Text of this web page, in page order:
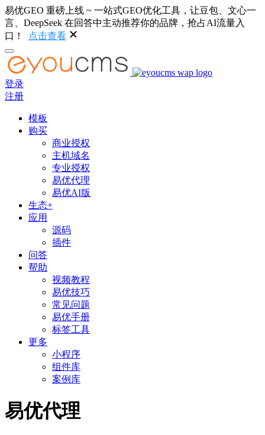
易优GEO 重磅上线 ~ 一站式GEO优化工具，让豆包、文心一
言、DeepSeek 在回答中主动推荐你的品牌，抢占AI流量入
口！
点击查看
登录
注册
模板
购买
商业授权
主机域名
专业授权
易优代理
易优AI版
生态+
应用
源码
插件
问答
帮助
视频教程
易优技巧
常见问题
易优手册
标签工具
更多
小程序
组件库
案例库
易优代理